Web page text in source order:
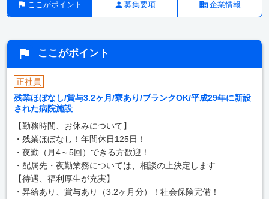
ここがポイント 募集要項 企業情報
ここがポイント
正社員
残業ほぼなし/賞与3.2ヶ月/寮あり/ブランクOK/平成29年に新設
された病院施設
【勤務時間、お休みについて】
・残業ほぼなし！年間休日125日！
・夜勤（月4～5回）できる方歓迎！
・配属先・夜勤業務については、相談の上決定します
【待遇、福利厚生が充実】
・昇給あり、賞与あり（3.2ヶ月分）！社会保険完備！